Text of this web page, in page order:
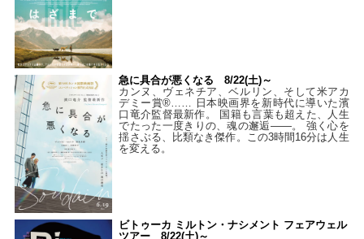
急に具合が悪くなる 8/22(土)～
カンヌ、ヴェネチア、ベルリン、そして米アカ
デミー賞®…… 日本映画界を新時代に導いた濱
口竜介監督最新作。 国籍も言葉も超えた、人生
でたった一度きりの、魂の邂逅――。 強く心を
揺さぶる、比類なき傑作。この3時間16分は人生
を変える。
ビトゥーカ ミルトン・ナシメント フェアウェル
ツアー 8/22(土)～